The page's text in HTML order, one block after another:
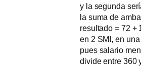
y la segunda
la suma de
resultado = 72 +
en 2 SMI, en
pues salario
divide entre 360